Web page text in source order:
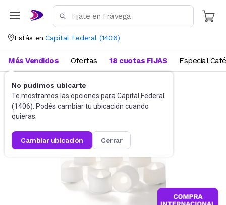
Estás en Capital Federal (1406)
No pudimos ubicarte
Te mostramos las opciones para Capital Federal
(1406). Podés cambiar tu ubicación cuando
quieras.
cambiar ubicación cerrar
Más Vendidos Ofertas 18 cuotas FIJAS Especial Café
Decoración Velas y fanales